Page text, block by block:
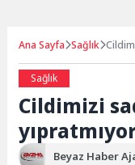
Ana Sayfa Sağlık
Sağlık
Cildimizi
Beyaz Haber